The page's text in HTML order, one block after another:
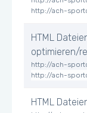
http://ach-
HTML
optimieren/
http://ach-
http://ach-
HTML